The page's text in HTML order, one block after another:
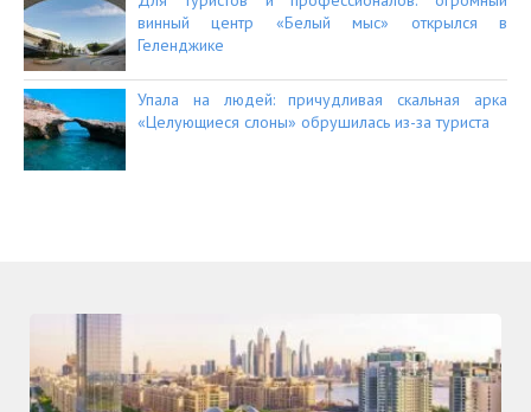
винный центр «Белый мыс» открылся в
Геленджике
Упала на людей: причудливая скальная арка
«Целующиеся слоны» обрушилась из-за туриста